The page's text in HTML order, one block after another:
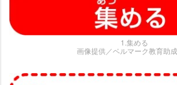
1.集める
画像提供／ベルマーク教育助